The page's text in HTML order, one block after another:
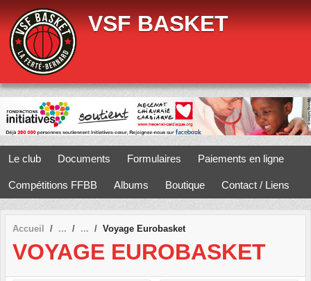
VSF BASKET
Le club Documents Formulaires Paiements en ligne
Compétitions FFBB Albums Boutique Contact / Liens
Accueil Voyage Eurobasket
VOYAGE EUROBASKET
Panneau de gestion des cookies